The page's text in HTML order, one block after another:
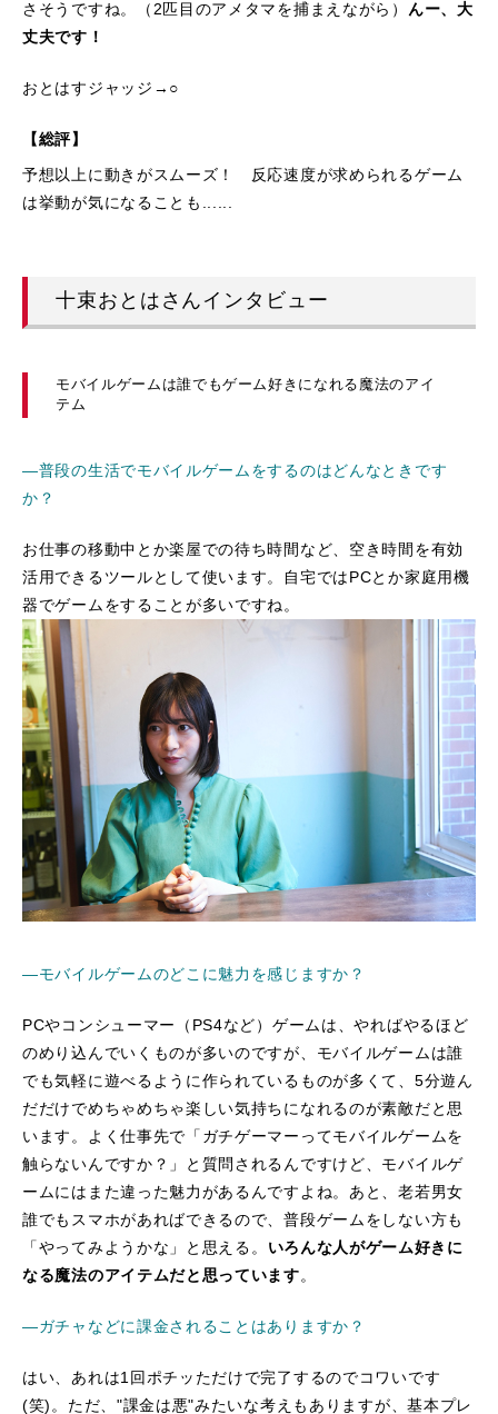
さそうですね。（2匹目のアメタマを捕まえながら） んー、大
丈夫です！
おとはすジャッジ→○
【総評】
予想以上に動きがスムーズ！ 反応速度が求められるゲーム
は挙動が気になることも......
十束おとはさんインタビュー
モバイルゲームは誰でもゲーム好きになれる魔法のアイ
テム
―普段の生活でモバイルゲームをするのはどんなときです
か？
お仕事の移動中とか楽屋での待ち時間など、空き時間を有効
活用できるツールとして使います。自宅ではPCとか家庭用機
器でゲームをすることが多いですね。
―モバイルゲームのどこに魅力を感じますか？
PCやコンシューマー（PS4など）ゲームは、やればやるほど
のめり込んでいくものが多いのですが、モバイルゲームは誰
でも気軽に遊べるように作られているものが多くて、5分遊ん
だだけでめちゃめちゃ楽しい気持ちになれるのが素敵だと思
います。よく仕事先で「ガチゲーマーってモバイルゲームを
触らないんですか？」と質問されるんですけど、モバイルゲ
ームにはまた違った魅力があるんですよね。あと、老若男女
誰でもスマホがあればできるので、普段ゲームをしない方も
「やってみようかな」と思える。 いろんな人がゲーム好きに
なる魔法のアイテムだと思っています。
―ガチャなどに課金されることはありますか？
はい、あれは1回ポチッただけで完了するのでコワいです
(笑)。ただ、"課金は悪"みたいな考えもありますが、基本プレ